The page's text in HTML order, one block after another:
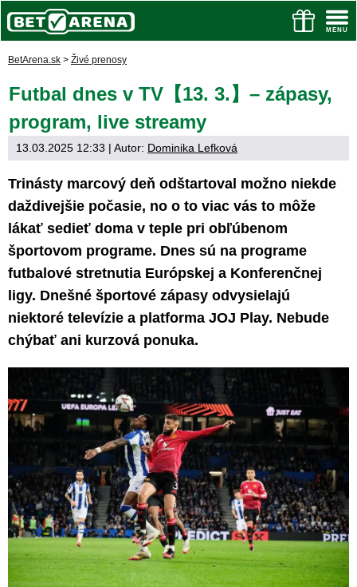
BetArena.sk > Živé prenosy
Futbal dnes v TV【13. 3.】– zápasy,
program, live streamy
13.03.2025 12:33 | Autor: Dominika Lefková
Trinásty marcový deň odštartoval možno niekde
daždivejšie počasie, no o to viac vás to môže
lákať sedieť doma v teple pri obľúbenom
športovom programe. Dnes sú na programe
futbalové stretnutia Európskej a Konferenčnej
ligy. Dnešné športové zápasy odvysielajú
niektoré televízie a platforma JOJ Play. Nebude
chýbať ani kurzová ponuka.